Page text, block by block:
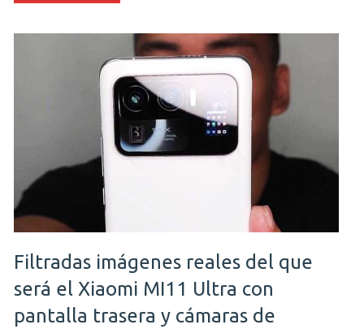
Filtradas imágenes reales del que
será el Xiaomi MI11 Ultra con
pantalla trasera y cámaras de